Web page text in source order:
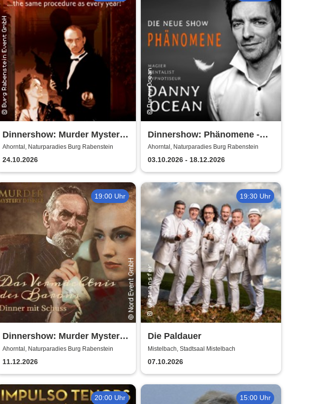
Dinnershow: Murder Mystery
Dinner - Murder for Fun
Ahorntal, Naturparadies Burg Rabenstein
24.10.2026
Dinnershow: Phänomene -
Danny Ocean
Ahorntal, Naturparadies Burg Rabenstein
03.10.2026 - 18.12.2026
19:00 Uhr
Dinnershow: Murder Mystery
Dinner
Ahorntal, Naturparadies Burg Rabenstein
11.12.2026
19:30 Uhr
Die Paldauer
Mistelbach, Stadtsaal Mistelbach
07.10.2026
20:00 Uhr 15:00 Uhr